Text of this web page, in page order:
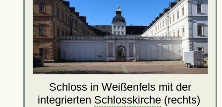
Schloss in Weißenfels mit der
integrierten Schlosskirche(rechts)